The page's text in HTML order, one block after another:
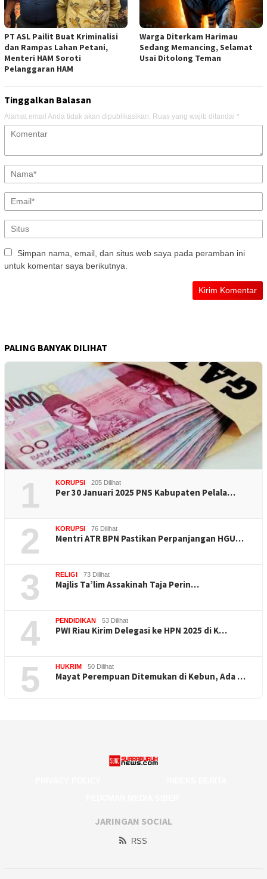
PT ASL Pailit Buat Kriminalisi
dan Rampas Lahan Petani,
Menteri HAM Soroti
Pelanggaran HAM
Warga Diterkam Harimau
Sedang Memancing, Selamat
Usai Ditolong Teman
Tinggalkan Balasan
Alamat email Anda tidak akan dipublikasikan. Ruas yang wajib ditandai *
Simpan nama, email, dan situs web saya pada peramban ini
untuk komentar saya berikutnya.
PALING BANYAK DILIHAT
1 KORUPSI 205 Dilihat
Per 30 Januari 2025 PNS Kabupaten Pelala…
2 KORUPSI 76 Dilihat
Mentri ATR BPN Pastikan Perpanjangan HGU…
3 RELIGI 73 Dilihat
Majlis Ta’lim Assakinah Taja Perin…
4 PENDIDIKAN 53 Dilihat
PWI Riau Kirim Delegasi ke HPN 2025 di K…
5 HUKRIM 50 Dilihat
Mayat Perempuan Ditemukan di Kebun, Ada …
JARINGAN SOCIAL
RSS